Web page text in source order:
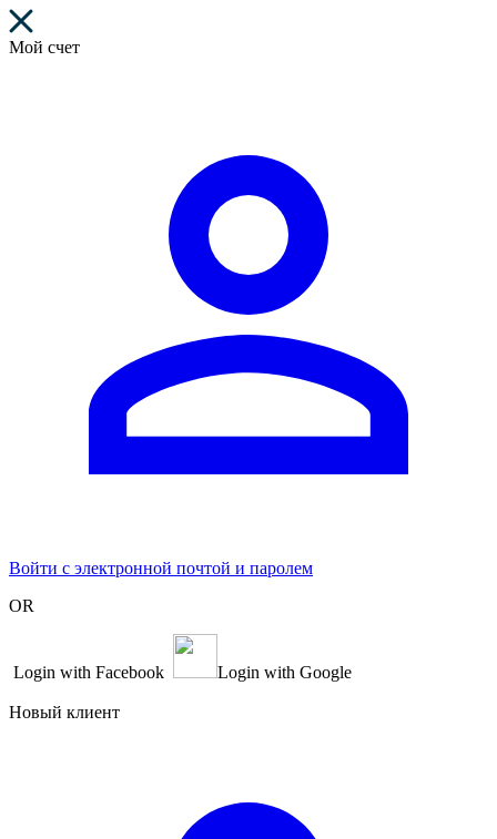
Мой счет
Войти с электронной почтой и паролем
OR
Login with Facebook Login with Google
Новый клиент